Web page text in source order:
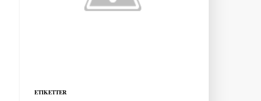
ETIKETTER